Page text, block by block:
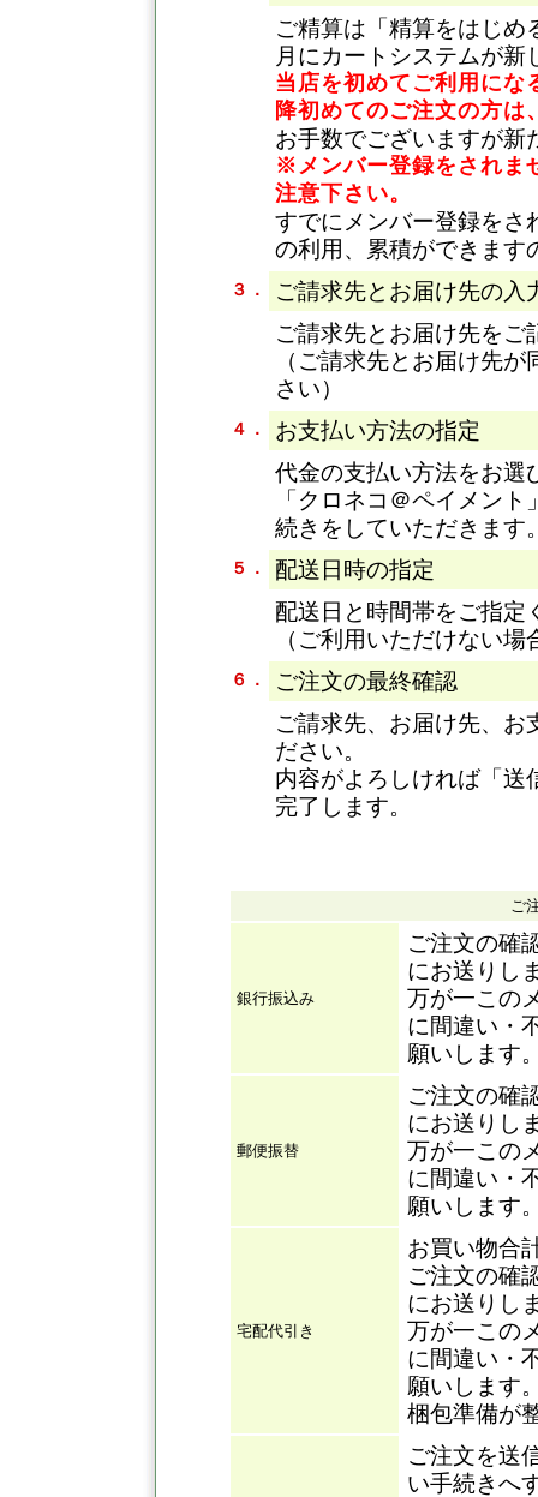
ご精算は「精算をはじめ
月にカートシステムが新
当店を初めてご利用にな
降初めてのご注文の方は
お手数でございますが新
※メンバー登録をされま
注意下さい。
すでにメンバー登録をさ
の利用、累積ができます
３．
ご請求先とお届け先の入
ご請求先とお届け先をご
（ご請求先とお届け先
さい）
４．
お支払い方法の指定
代金の支払い方法をお選
「クロネコ＠ペイメント
続きをしていただきます
５．
配送日時の指定
配送日と時間帯をご指定
（ご利用いただけない
６．
ご注文の最終確認
ご請求先、お届け先、お
ださい。
内容がよろしければ「送
完了します。
ご
銀行振込み
ご注文の確
にお送りし
万が一この
に間違い・
願いします
郵便振替
ご注文の確
にお送りし
万が一この
に間違い・
願いします
宅配代引き
お買い物合
ご注文の確
にお送りし
万が一この
に間違い・
願いします
梱包準備が
ご注文を送
い手続きへ